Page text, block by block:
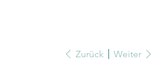
Zurück Weiter